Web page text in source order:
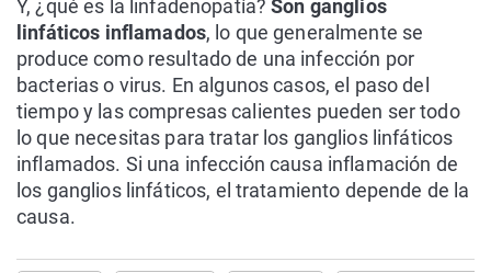
Y, ¿qué es la linfadenopatía?Son ganglios
linfáticos inflamados, lo que generalmente se
produce como resultado de una infección por
bacterias o virus. En algunos casos, el paso del
tiempo y las compresas calientes pueden ser todo
lo que necesitas para tratar los ganglios linfáticos
inflamados. Si una infección causa inflamación de
los ganglios linfáticos, el tratamiento depende de la
causa.